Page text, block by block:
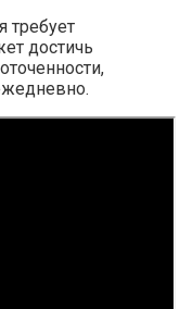
требует
достичь